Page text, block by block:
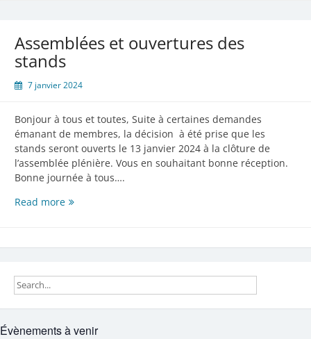
Assemblées et ouvertures des
stands
7 janvier 2024
Bonjour à tous et toutes, Suite à certaines demandes
émanant de membres, la décision à été prise que les
stands seront ouverts le 13 janvier 2024 à la clôture de
l’assemblée plénière. Vous en souhaitant bonne réception.
Bonne journée à tous….
Read moreAssemblées
des
Évènements à venir